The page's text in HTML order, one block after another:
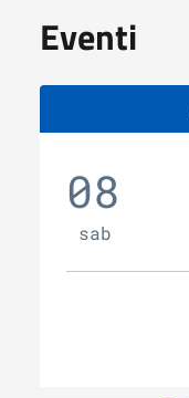
Eventi
08
sab